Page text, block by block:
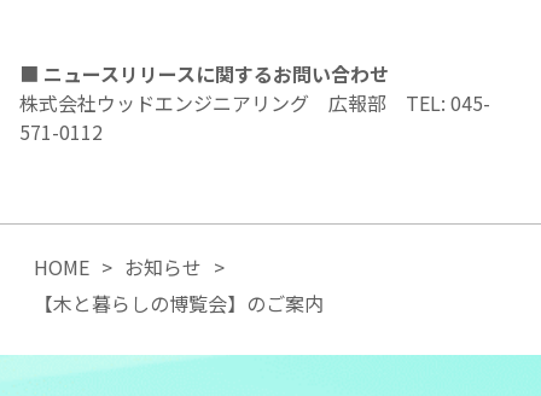
■ ニュースリリースに関するお問い合わせ
株式会社ウッドエンジニアリング 広報部 TEL: 045-
571-0112
HOME
お知らせ
【木と暮らしの博覧会】のご案内